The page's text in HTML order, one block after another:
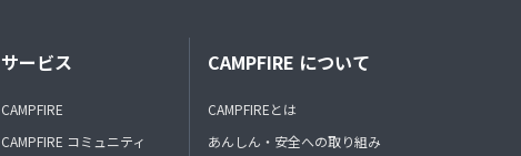
サービス
CAMPFIRE
CAMPFIRE コミュニティ
CAMPFIRE について
CAMPFIREとは
あんしん・安全への取り組み